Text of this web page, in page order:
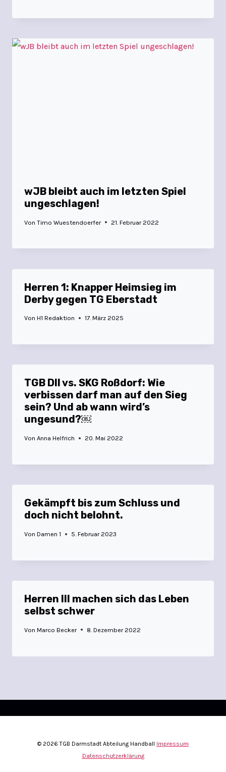
wJB bleibt auch im letzten Spiel
ungeschlagen!
Von Timo Wuestendoerfer 21. Februar 2022
Herren 1: Knapper Heimsieg im
Derby gegen TG Eberstadt
Von H1 Redaktion 17. März 2025
TGB DII vs. SKG Roßdorf: Wie
verbissen darf man auf den Sieg
sein? Und ab wann wird’s
ungesund?￼
Von Anna Helfrich 20. Mai 2022
Gekämpft bis zum Schluss und
doch nicht belohnt.
Von Damen 1 5. Februar 2023
Herren III machen sich das Leben
selbst schwer
Von Marco Becker 8. Dezember 2022
© 2026 TGB Darmstadt Abteilung Handball Impressum
Datenschutzerklärung